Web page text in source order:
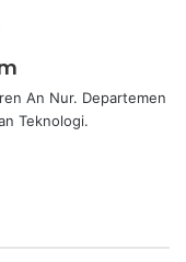
An Nur. Departemen
Teknologi.